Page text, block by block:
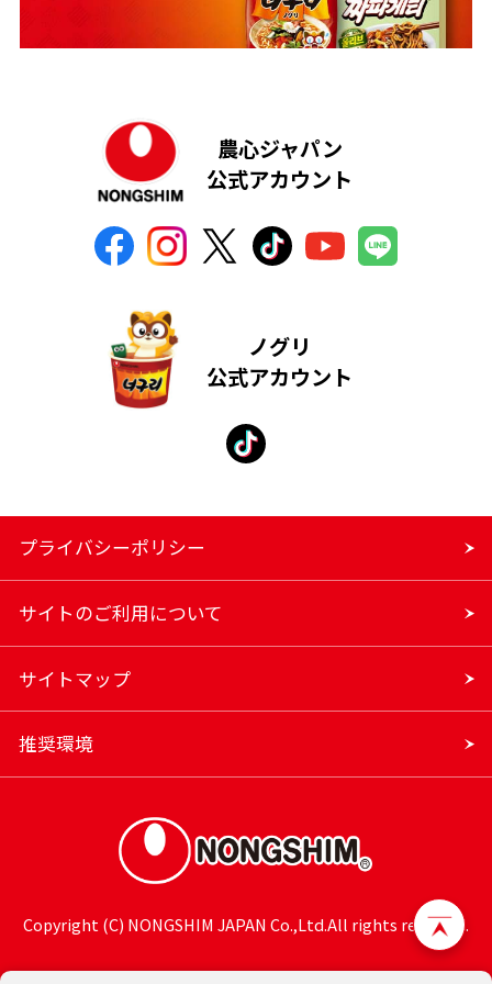
農心ジャパン
公式アカウント
ノグリ
公式アカウント
プライバシーポリシー
サイトのご利用について
サイトマップ
推奨環境
Copyright (C) NONGSHIM JAPAN Co.,Ltd.All rights reserved.